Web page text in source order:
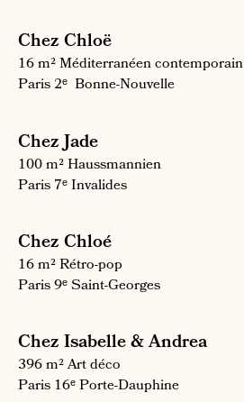
Chez Chloë
16 m²Méditerranéen contemporain
Paris 2ᵉ Bonne-Nouvelle
Chez Jade
100 m²Haussmannien
Paris 7ᵉInvalides
Chez Chloé
16 m²Rétro-pop
Paris 9ᵉSaint-Georges
Chez Isabelle & Andrea
396 m²Art déco
Paris 16ᵉPorte-Dauphine